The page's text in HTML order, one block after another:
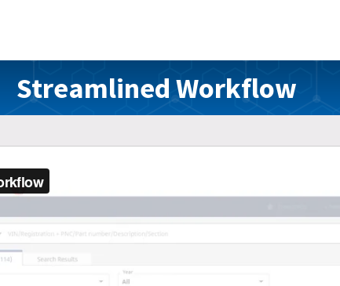
Streamlined Workflow